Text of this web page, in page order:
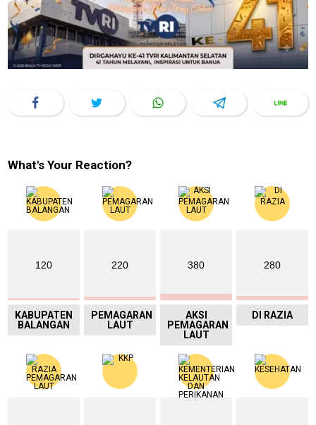
What's Your Reaction?
120
KABUPATEN
BALANGAN
220
PEMAGARAN
LAUT
380
AKSI
PEMAGARAN
LAUT
280
DI RAZIA